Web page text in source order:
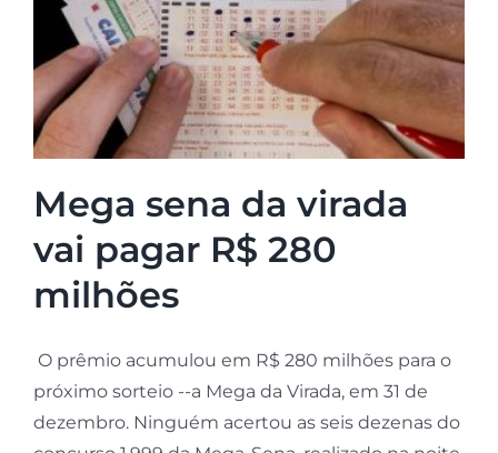
Mega sena da virada
vai pagar R$ 280
milhões
O prêmio acumulou em R$ 280 milhões para o
próximo sorteio --a Mega da Virada, em 31 de
dezembro. Ninguém acertou as seis dezenas do